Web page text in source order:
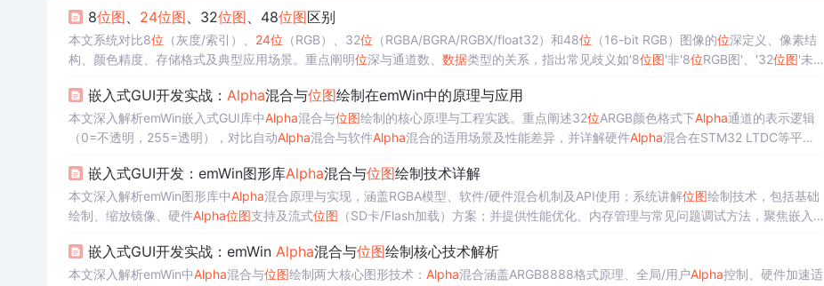
8位图 24位图 、32位图 、48位图区别
本文系统对比8位 （灰度/索引）、 24位 （RGB）、32位 （RGBA/BGRA/RGBX/float32）和48位 （16-bit RGB）图像的位深定义、像素结
构、颜色精度、存储格式及典型应用场景。重点阐明位深与通道数、 数据类型的关系，指出常见歧义如'8位图'非'8位RGB图'、'32位图'未
嵌入式GUI开发实战： Alpha混合与位图绘制在emWin中的原理与应用
本文深入解析emWin嵌入式GUI库中Alpha混合与位图绘制的核心原理与工程实践。重点阐述32位ARGB颜色格式下Alpha通道的表示逻辑
（0=不透明，255=透明），对比自动Alpha混合与软件Alpha混合的适用场景及性能差异，并详解硬件Alpha混合在STM32 LTDC等平台
多图资源管理、流式加载、存储设备缓存等优化策略。
嵌入式GUI开发：emWin图形库Alpha混合与位图绘制技术详解
本文深入解析emWin图形库中Alpha混合原理与实现，涵盖RGBA模型、软件/硬件混合机制及API使用；系统讲解位图绘制技术，包括基础
绘制、缩放镜像、硬件Alpha位图支持及流式位图 （SD卡/Flash加载）方案；并提供性能优化、内存管理与常见问题调试方法，聚焦嵌入
嵌入式GUI开发实战：emWin Alpha混合与位图绘制核心技术解析
本文深入解析emWin中Alpha混合与位图绘制两大核心图形技术： Alpha混合涵盖ARGB8888格式原理、全局/用户Alpha控制、硬件加速适